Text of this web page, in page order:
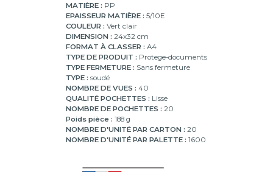
MATIÈRE : PP
EPAISSEUR MATIÈRE : 5/10E
COULEUR : Vert clair
DIMENSION : 24x32 cm
FORMAT À CLASSER : A4
TYPE DE PRODUIT : Protege-documents
TYPE FERMETURE : Sans fermeture
TYPE : soudé
NOMBRE DE VUES : 40
QUALITÉ POCHETTES : Lisse
NOMBRE DE POCHETTES : 20
Poids pièce : 188 g
NOMBRE D'UNITÉ PAR CARTON : 20
NOMBRE D'UNITÉ PAR PALETTE : 1600